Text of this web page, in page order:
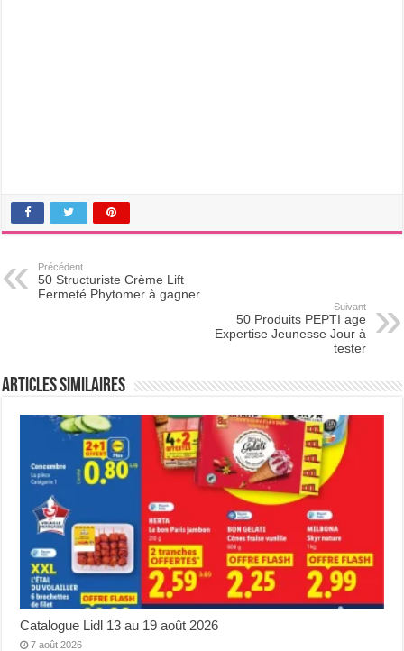
Précédent
50 Structuriste Crème Lift
Fermeté Phytomer à gagner
Suivant
50 Produits PEPTI age
Expertise Jeunesse Jour à
tester
Articles Similaires
Catalogue Lidl 13 au 19 août 2026
7 août 2026